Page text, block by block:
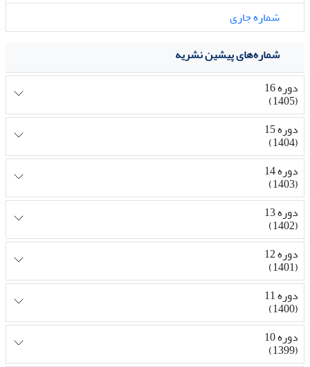
شماره جاری
شماره‌های پیشین نشریه
دوره 16
(1405)
دوره 15
(1404)
دوره 14
(1403)
دوره 13
(1402)
دوره 12
(1401)
دوره 11
(1400)
دوره 10
(1399)